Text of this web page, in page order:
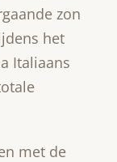
zon
het
Italiaans
met de